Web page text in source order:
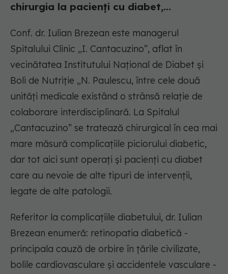
chirurgia la pacienți cu diabet,...
Conf. dr. Iulian Brezean este managerul
Spitalului Clinic „I. Cantacuzino”, aflat în
vecinătatea Institutului Național de Diabet și
Boli de Nutriție „N. Paulescu, între cele două
unități medicale existând o strânsă relație de
colaborare interdisciplinară. La Spitalul
„Cantacuzino” se tratează chirurgical în cea mai
mare măsură complicațiile piciorului diabetic,
dar tot aici sunt operați și pacienți cu diabet
care au nevoie de alte tipuri de intervenții,
legate de alte patologii.
Referitor la complicațiile diabetului, dr. Iulian
Brezean enumeră: retinopatia diabetică -
principala cauză de orbire în țările civilizate,
bolile cardiovasculare și accidentele vasculare -